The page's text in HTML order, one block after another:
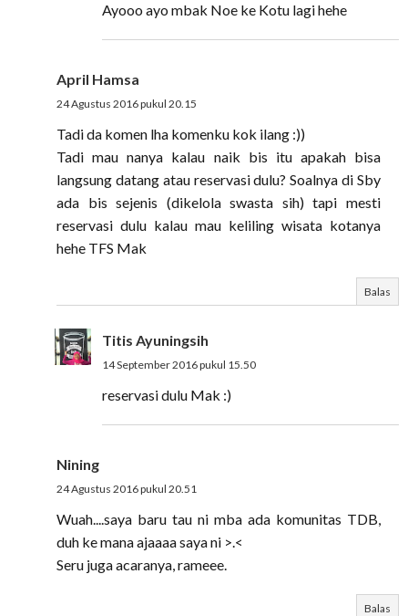
Ayooo ayo mbak Noe ke Kotu lagi hehe
April Hamsa
24 Agustus 2016 pukul 20.15
Tadi da komen lha komenku kok ilang :))
Tadi mau nanya kalau naik bis itu apakah bisa
langsung datang atau reservasi dulu? Soalnya di Sby
ada bis sejenis (dikelola swasta sih) tapi mesti
reservasi dulu kalau mau keliling wisata kotanya
hehe TFS Mak
Balas
Titis Ayuningsih
14 September 2016 pukul 15.50
reservasi dulu Mak :)
Nining
24 Agustus 2016 pukul 20.51
Wuah....saya baru tau ni mba ada komunitas TDB,
duh ke mana ajaaaa saya ni >.<
Seru juga acaranya, rameee.
Balas